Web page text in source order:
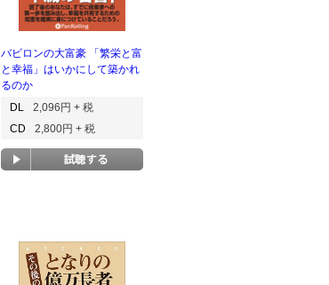
バビロンの大富豪 「繁栄と富
と幸福」はいかにして築かれ
るのか
DL
2,096円 + 税
CD
2,800円 + 税